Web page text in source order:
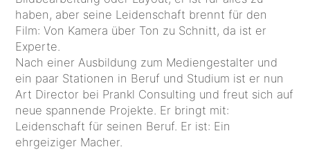
haben, aber seine Leidenschaft brennt für den
Film: Von Kamera über Ton zu Schnitt, da ist er
Experte.
Nach einer Ausbildung zum Mediengestalter und
ein paar Stationen in Beruf und Studium ist er nun
Art Director bei Prankl Consulting und freut sich auf
neue spannende Projekte. Er bringt mit:
Leidenschaft für seinen Beruf. Er ist: Ein
ehrgeiziger Macher.